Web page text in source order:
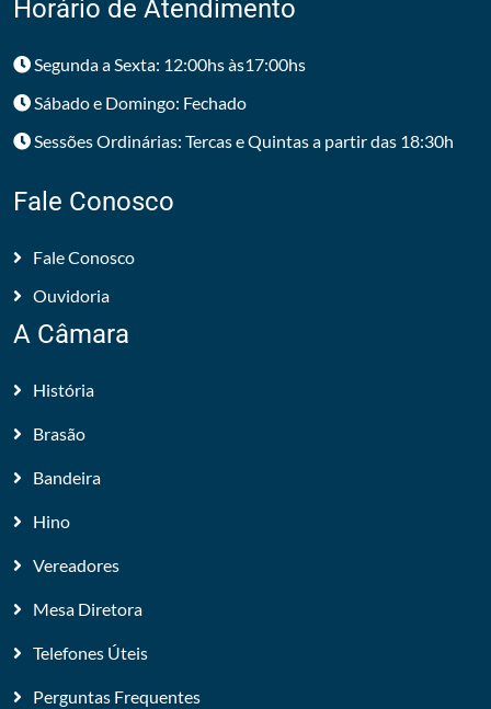
Horário de Atendimento
Segunda a Sexta: 12:00hs às17:00hs
Sábado e Domingo: Fechado
Sessões Ordinárias: Tercas e Quintas a partir das 18:30h
Fale Conosco
Fale Conosco
Ouvidoria
A Câmara
História
Brasão
Bandeira
Hino
Vereadores
Mesa Diretora
Telefones Úteis
Perguntas Frequentes